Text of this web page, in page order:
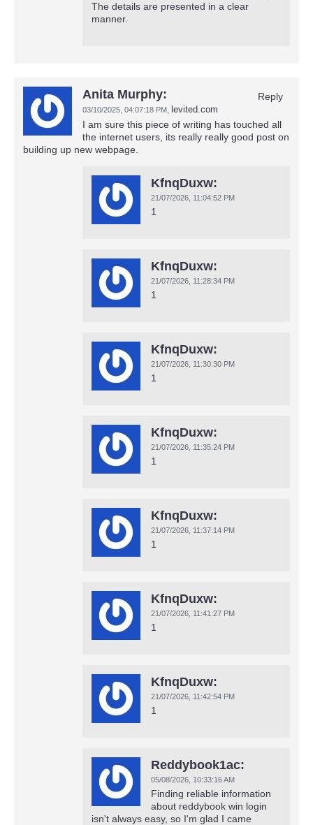
The details are presented in a clear
manner.
Anita Murphy:
03/10/2025, 04:07:18 PM levited.com
Reply
I am sure this piece of writing has touched all
the internet users, its really really good post on
building up new webpage.
KfnqDuxw:
21/07/2026, 11:04:52 PM
1
KfnqDuxw:
21/07/2026, 11:28:34 PM
1
KfnqDuxw:
21/07/2026, 11:30:30 PM
1
KfnqDuxw:
21/07/2026, 11:35:24 PM
1
KfnqDuxw:
21/07/2026, 11:37:14 PM
1
KfnqDuxw:
21/07/2026, 11:41:27 PM
1
KfnqDuxw:
21/07/2026, 11:42:54 PM
1
Reddybook1ac:
05/08/2026, 10:33:16 AM
Finding reliable information
about reddybook win login
isn't always easy, so I'm glad I came